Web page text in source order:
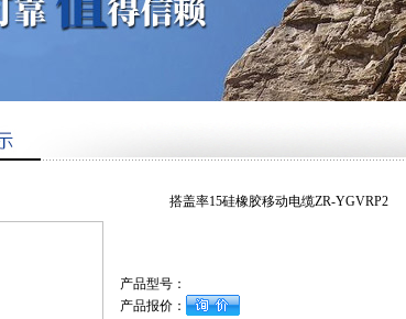
搭盖率15硅橡胶移动电缆ZR-YGVRP2
产品型号：
产品报价：